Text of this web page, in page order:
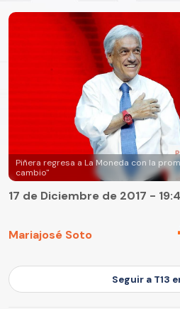
Piñera regresa a La Moneda con la
cambio"
Mariajosé Soto
17 de Diciembre de 2017 -
Seguir a T13